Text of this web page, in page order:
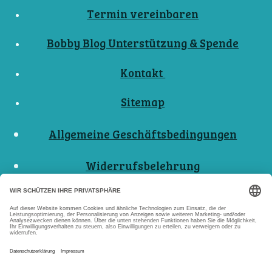
Termin vereinbaren
Bobby Blog Unterstützung & Spende
Kontakt
Sitemap
Allgemeine Geschäftsbedingungen
Widerrufsbelehrung
Nutzungsbedingungen
Datenschutzerklärungen